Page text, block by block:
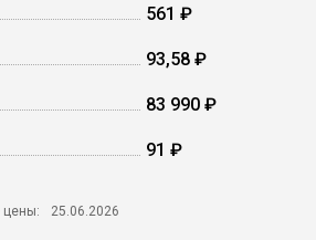
заборные
561 ₽
93,58 ₽
83 990 ₽
91 ₽
цены: 25.06.2026